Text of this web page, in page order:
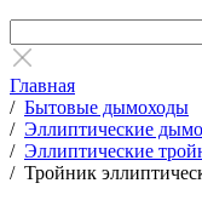
Главная
/ Бытовые дымоходы
/ Эллиптические
/ Эллиптические
/ Тройник